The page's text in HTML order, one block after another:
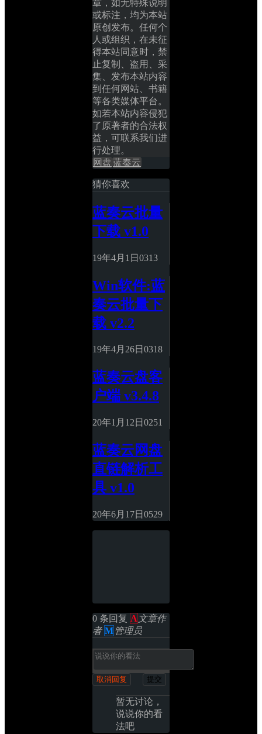
章，如无特殊说明
或标注，均为本站
原创发布。任何个
人或组织，在未征
得本站同意时，禁
止复制、盗用、采
集、发布本站内容
到任何网站、书籍
等各类媒体平台。
如若本站内容侵犯
了原著者的合法权
益，可联系我们进
行处理。
网盘蓝奏云
猜你喜欢
蓝奏云批量
下载 v1.0
19年4月1日 0313
Win软件:蓝
奏云批量下
载 v2.2
19年4月26日 0318
蓝奏云盘客
户端 v3.4.8
20年1月12日 0251
蓝奏云网盘
直链解析工
具 v1.0
20年6月17日 0529
0 条回复 A 文章作
者 M 管理员
取消回复 提交
暂无讨论，
说说你的看
法吧